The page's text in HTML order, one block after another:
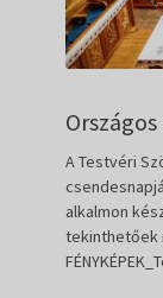
A Testvéri
alkalmon
tekinthetőek